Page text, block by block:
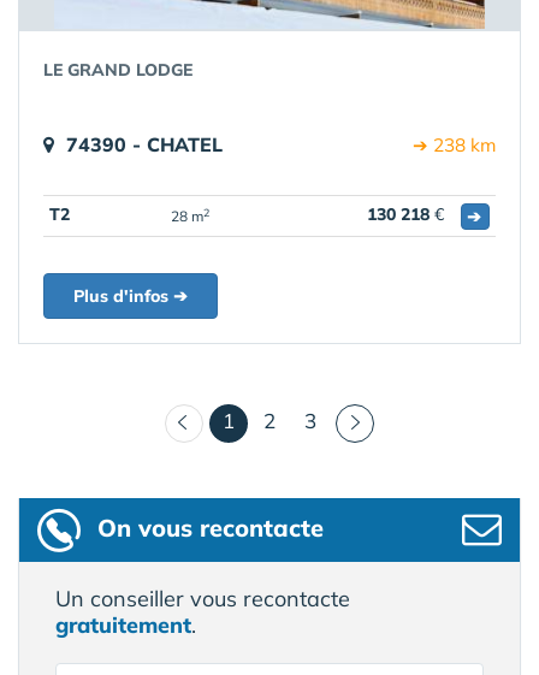
LE GRAND LODGE
74390 - CHATEL ➔ 238 km
T2 28 m2 130 218 € ➔
Plus d'infos ➔
1 (courant)
2 3
On vous recontacte
Un conseiller vous recontacte
gratuitement.